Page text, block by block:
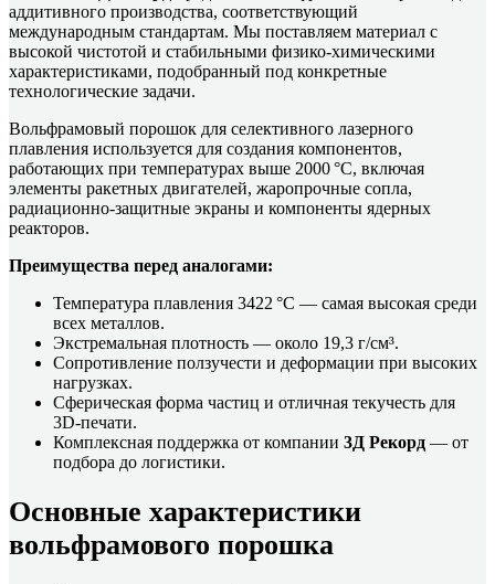
аддитивного производства, соответствующий
международным стандартам. Мы поставляем материал с
высокой чистотой и стабильными физико-химическими
характеристиками, подобранный под конкретные
технологические задачи.
Вольфрамовый порошок для селективного лазерного
плавления используется для создания компонентов,
работающих при температурах выше 2000 °C, включая
элементы ракетных двигателей, жаропрочные сопла,
радиационно-защитные экраны и компоненты ядерных
реакторов.
Преимущества перед аналогами:
Температура плавления 3422 °C — самая высокая среди
всех металлов.
Экстремальная плотность — около 19,3 г/см³.
Сопротивление ползучести и деформации при высоких
нагрузках.
Сферическая форма частиц и отличная текучесть для
3D-печати.
Комплексная поддержка от компании 3Д Рекорд — от
подбора до логистики.
Основные характеристики
вольфрамового порошка